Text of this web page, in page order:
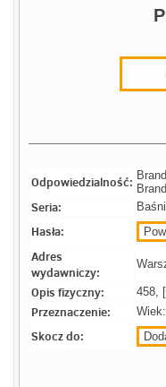
Odpowiedzialność:
Seria:
Hasła:
Adres
wydawniczy:
Opis fizyczny: 458,
Przeznaczenie:
Skocz do: